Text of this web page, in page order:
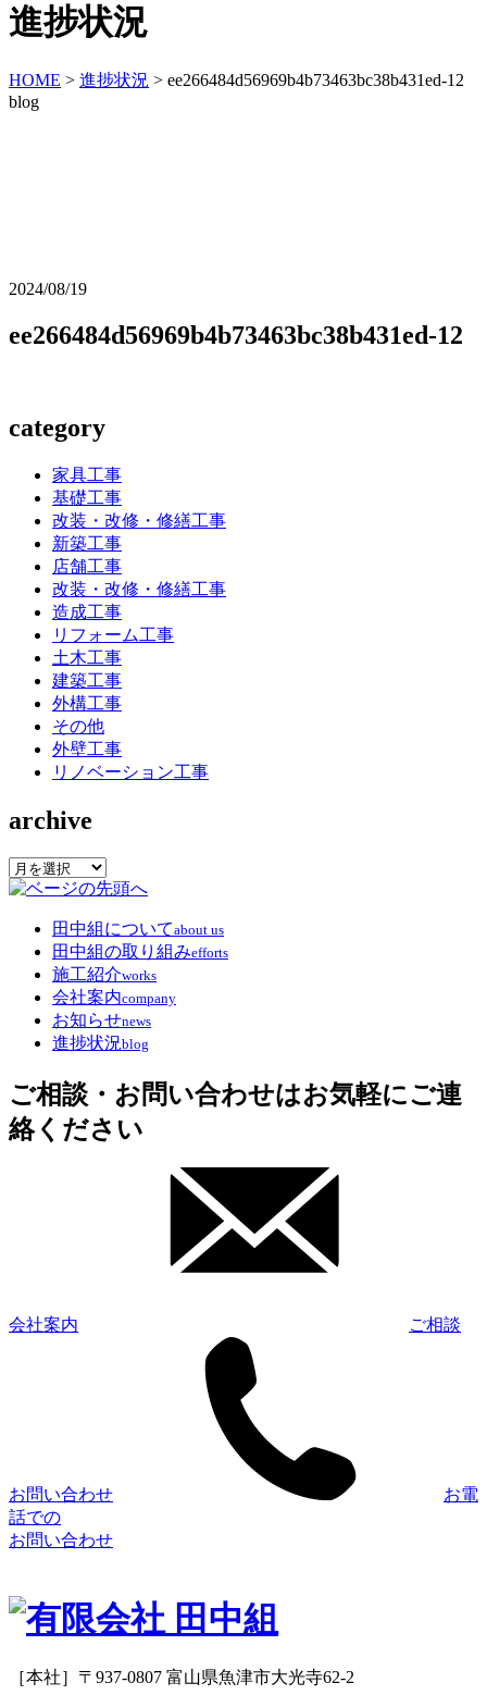
進捗状況
HOME > 進捗状況 > ee266484d56969b4b73463bc38b431ed-12
blog
2024/08/19
ee266484d56969b4b73463bc38b431ed-12
category
家具工事
基礎工事
改装・改修・修繕工事
新築工事
店舗工事
改装・改修・修繕工事
造成工事
リフォーム工事
土木工事
建築工事
外構工事
その他
外壁工事
リノベーション工事
archive
archive
田中組についてabout us
田中組の取り組みefforts
施工紹介works
会社案内company
お知らせnews
進捗状況blog
ご相談・お問い合わせはお気軽にご連
絡ください
会社案内 ご相談
お問い合わせ
お電
話での
お問い合わせ
［本社］〒937-0807 富山県魚津市大光寺62-2